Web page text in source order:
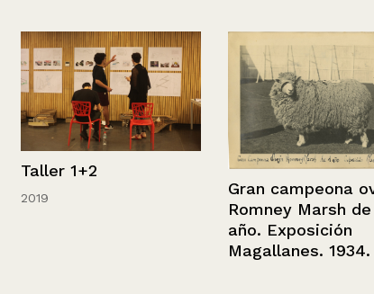
Taller 1+2
Gran campeona oveja
Romney Marsh de 1
año. Exposición
Magallanes. 1934.